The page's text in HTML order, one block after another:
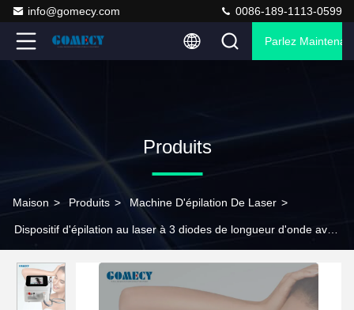
info@gomecy.com 0086-189-1113-0599
Parlez
Produits
Maison > Produits > Machine D'épilation De Laser >
Dispositif d'épilation au laser à 3 diodes de longueur d'onde avec